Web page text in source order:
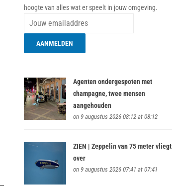
hoogte van alles wat er speelt in jouw omgeving.
Agenten ondergespoten met
champagne, twee mensen
aangehouden
on 9 augustus 2026 08:12 at 08:12
ZIEN | Zeppelin van 75 meter vliegt
over
on 9 augustus 2026 07:41 at 07:41